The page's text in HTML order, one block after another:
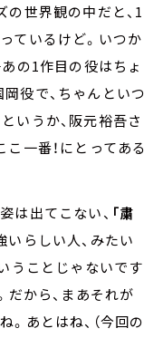
の世界観の中だと、1
ているけど。いつか
の1作目の役はちょ
役で、ちゃんといつ
いうか、阪元裕吾さ
こ一番！にとってある
は出てこない、 「粛
いらしい人、みたい
うことじゃないです
だから、まあそれが
あとはね、（今回の